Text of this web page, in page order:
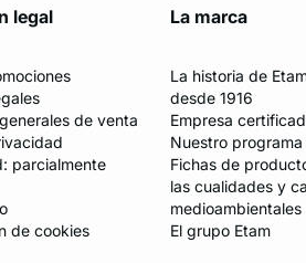
legal
de venta
parcialmente
de cookies
La marca
La historia de
desde 1916
Empresa
Nuestro programa
Fichas de
las cualidades y
medioambientales
El grupo Etam